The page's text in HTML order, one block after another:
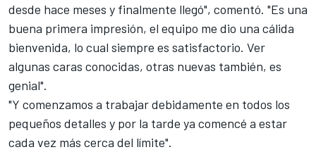
desde hace meses y finalmente llegó", comentó. "Es una
buena primera impresión, el equipo me dio una cálida
bienvenida, lo cual siempre es satisfactorio. Ver
algunas caras conocidas, otras nuevas también, es
genial".
"Y comenzamos a trabajar debidamente en todos los
pequeños detalles y por la tarde ya comencé a estar
cada vez más cerca del límite".